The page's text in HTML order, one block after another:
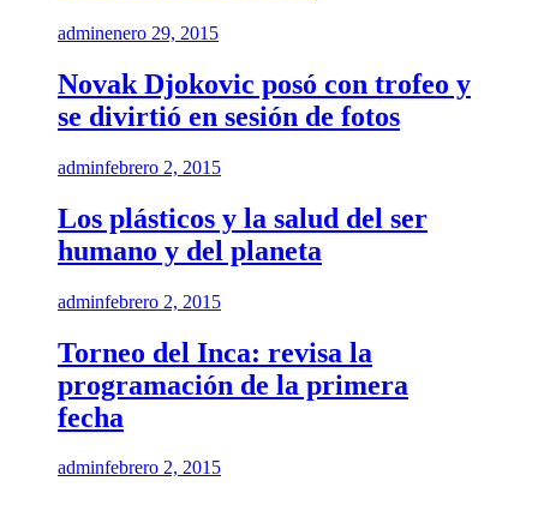
adminenero 29, 2015
Novak Djokovic posó con trofeo y
se divirtió en sesión de fotos
adminfebrero 2, 2015
Los plásticos y la salud del ser
humano y del planeta
adminfebrero 2, 2015
Torneo del Inca: revisa la
programación de la primera
fecha
adminfebrero 2, 2015